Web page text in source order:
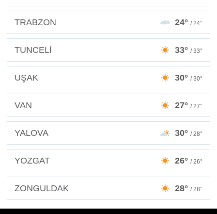
TRABZON 24° / 24°
TUNCELİ 33° / 33°
UŞAK 30° / 30°
VAN 27° / 27°
YALOVA 30° / 28°
YOZGAT 26° / 26°
ZONGULDAK 28° / 28°